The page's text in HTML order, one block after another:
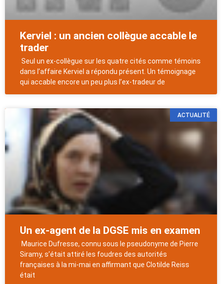
Kerviel : un ancien collègue accable le
trader
Seul un ex-collègue sur les quatre cités comme témoins
dans l’affaire Kerviel a répondu présent. Un témoignage
qui accable encore un peu plus l’ex-tradeur de
ACTUALITÉ
Un ex-agent de la DGSE mis en examen
Maurice Dufresse, connu sous le pseudonyme de Pierre
Siramy, s’était attiré les foudres des autorités
françaises à la mi-mai en affirmant que Clotilde Reiss
était